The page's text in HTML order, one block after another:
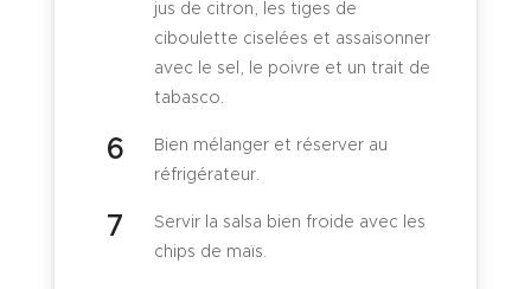
jus de citron, les tiges de
ciboulette ciselées et assaisonner
avec le sel, le poivre et un trait de
tabasco.
Bien mélanger et réserver au
réfrigérateur.
Servir la salsa bien froide avec les
chips de maïs.